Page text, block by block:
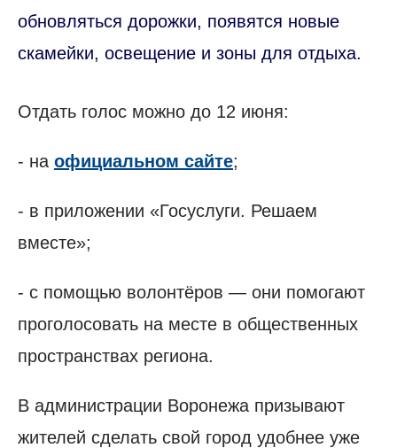
обновляться дорожки, появятся новые
скамейки, освещение и зоны для отдыха.
Отдать голос можно до 12 июня:
- на официальном сайте;
- в приложении «Госуслуги. Решаем
вместе»;
- с помощью волонтёров — они помогают
проголосовать на месте в общественных
пространствах региона.
В администрации Воронежа призывают
жителей сделать свой город удобнее уже